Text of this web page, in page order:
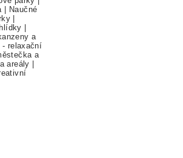
| Naučné
|
|
a
- relaxační
a
areály |